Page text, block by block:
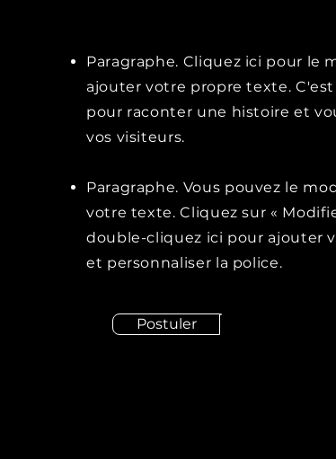
Paragraphe. Cliquez ici pour le
ajouter votre propre texte. C'est
pour raconter une histoire et
vos visiteurs.
Paragraphe. Vous pouvez le
votre texte. Cliquez sur «
double-cliquez ici pour ajouter
et personnaliser la police.
Postuler